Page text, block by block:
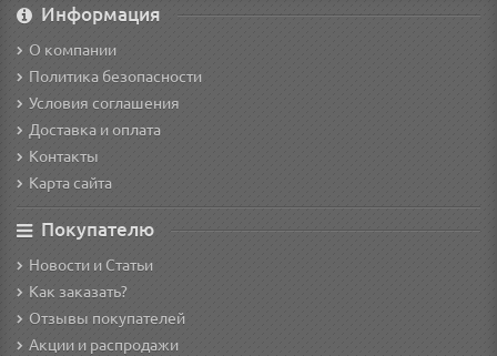
Информация
О компании
Политика безопасности
Условия соглашения
Доставка и оплата
Контакты
Карта сайта
Покупателю
Новости и Статьи
Как заказать?
Отзывы покупателей
Акции и распродажи